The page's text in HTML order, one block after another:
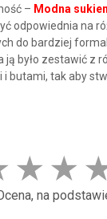
– Modna
odpowiednia na
do bardziej
ją było zestawić z
i butami, tak aby
★ ★
na